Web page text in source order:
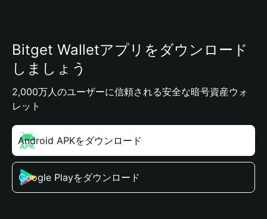
Bitget Walletアプリをダウンロード
しましょう
2,000万人のユーザーに信頼される安全な暗号資産ウォ
レット
Android APKをダウンロード
Google Playをダウンロード